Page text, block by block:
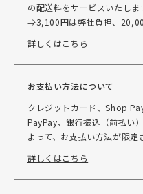
の配送料をサービスいたし
⇒3,100円は弊社負担、
詳しくはこちら
お支払い方法について
クレジットカード、Shop
PayPay、銀行振込（前払い
よって、お支払い方法が限定
詳しくはこちら